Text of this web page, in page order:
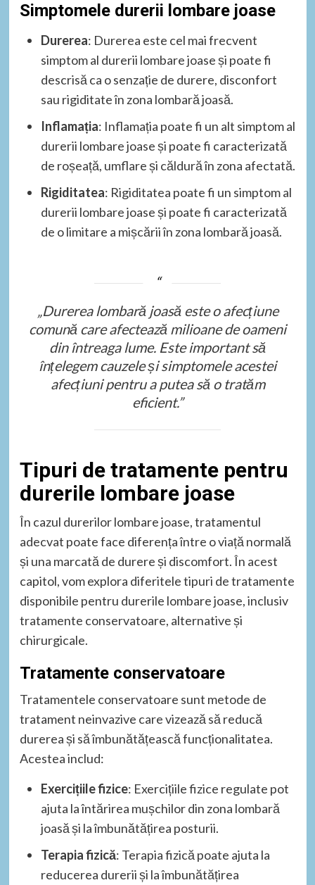
Simptomele durerii lombare joase
Durerea: Durerea este cel mai frecvent
simptom al durerii lombare joase și poate fi
descrisă ca o senzație de durere, disconfort
sau rigiditate în zona lombară joasă.
Inflamația: Inflamația poate fi un alt simptom al
durerii lombare joase și poate fi caracterizată
de roșeață, umflare și căldură în zona afectată.
Rigiditatea: Rigiditatea poate fi un simptom al
durerii lombare joase și poate fi caracterizată
de o limitare a mișcării în zona lombară joasă.
„Durerea lombară joasă este o afecțiune
comună care afectează milioane de oameni
din întreaga lume. Este important să
înțelegem cauzele și simptomele acestei
afecțiuni pentru a putea să o tratăm
eficient.”
Tipuri de tratamente pentru
durerile lombare joase
În cazul durerilor lombare joase, tratamentul
adecvat poate face diferența între o viață normală
și una marcată de durere și discomfort. În acest
capitol, vom explora diferitele tipuri de tratamente
disponibile pentru durerile lombare joase, inclusiv
tratamente conservatoare, alternative și
chirurgicale.
Tratamente conservatoare
Tratamentele conservatoare sunt metode de
tratament neinvazive care vizează să reducă
durerea și să îmbunătățească funcționalitatea.
Acestea includ:
Exercițiile fizice: Exercițiile fizice regulate pot
ajuta la întărirea mușchilor din zona lombară
joasă și la îmbunătățirea posturii.
Terapia fizică: Terapia fizică poate ajuta la
reducerea durerii și la îmbunătățirea